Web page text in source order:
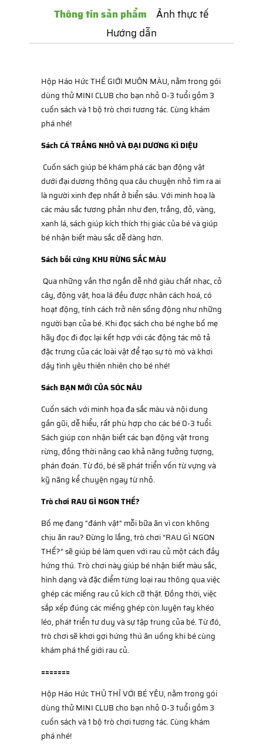
Thông tin sản phẩm
Ảnh thực tế
Hướng dẫn
Hộp Háo Hức THẾ GIỚI MUÔN MÀU, nằm trong gói
dùng thử MINI CLUB cho bạn nhỏ 0-3 tuổi gồm 3
cuốn sách và 1 bộ trò chơi tương tác. Cùng khám
phá nhé!
Sách CÁ TRẮNG NHỎ VÀ ĐẠI DƯƠNG KÌ DIỆU
Cuốn sách giúp bé khám phá các bạn động vật
dưới đại dương thông qua câu chuyện nhỏ tìm ra ai
là người xinh đẹp nhất ở biển sâu. Với minh hoạ là
các màu sắc tương phản như đen, trắng, đỏ, vàng,
xanh lá, sách giúp kích thích thị giác của bé và giúp
bé nhận biết màu sắc dễ dàng hơn.
Sách bồi cứng KHU RỪNG SẮC MÀU
Qua những vần thơ ngắn dễ nhớ giàu chất nhạc, cỏ
cây, động vật, hoa lá đều được nhân cách hoá, có
hoạt động, tính cách trở nên sống động như những
người bạn của bé. Khi đọc sách cho bé nghe bố mẹ
hãy đọc đi đọc lại kết hợp với các động tác mô tả
đặc trưng của các loài vật để tạo sự tò mò và khơi
dậy tình yêu thiên nhiên cho bé nhé!
Sách BẠN MỚI CỦA SÓC NÂU
Cuốn sách với minh họa đa sắc màu và nội dung
gần gũi, dễ hiểu, rất phù hợp cho các bé 0-3 tuổi.
Sách giúp con nhận biết các bạn động vật trong
rừng, đồng thời nâng cao khả năng tưởng tượng,
phán đoán. Từ đó, bé sẽ phát triển vốn từ vựng và
kỹ năng kể chuyện ngay từ nhỏ.
Trò chơi RAU GÌ NGON THẾ?
Bố mẹ đang "đánh vật" mỗi bữa ăn vì con không
chịu ăn rau? Đừng lo lắng, trò chơi “RAU GÌ NGON
THẾ?” sẽ giúp bé làm quen với rau củ một cách đầy
hứng thú. Trò chơi này giúp bé nhận biết màu sắc,
hình dạng và đặc điểm từng loại rau thông qua việc
ghép các miếng rau củ kích cỡ thật. Đồng thời, việc
sắp xếp đúng các miếng ghép còn luyện tay khéo
léo, phát triển tư duy và sự tập trung của bé. Từ đó,
trò chơi sẽ khơi gợi hứng thú ăn uống khi bé cùng
khám phá thế giới rau củ.
=======
Hộp Háo Hức THỦ THỈ VỚI BÉ YÊU, nằm trong gói
dùng thử MINI CLUB cho bạn nhỏ 0-3 tuổi gồm 3
cuốn sách và 1 bộ trò chơi tương tác. Cùng khám
phá nhé!